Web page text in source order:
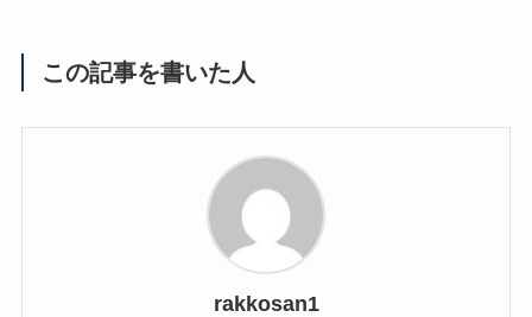
この記事を書いた人
rakkosan1